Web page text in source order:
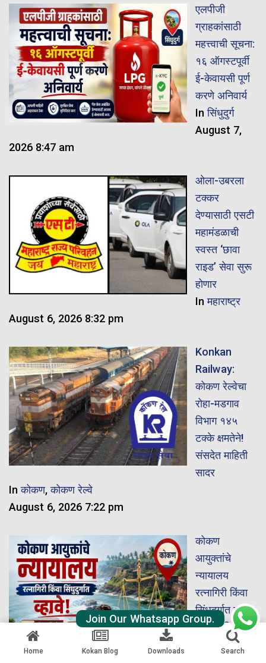
एलपीजी
ग्राहकांसाठी
महत्त्वाची सूचना:
१६ ऑगस्टपूर्वी
ई-केवायसी पूर्ण
करणे अनिवार्य
Inसिंधुदुर्ग
August 7,
2026 8:47 am
ओला-उबरला
टक्कर
देण्यासाठी एसटी
महामंडळाची
स्वस्त ‘छावा
राइड’ सेवा सुरू
होणार
Inमहाराष्ट्र
August 6, 2026 8:32 pm
Konkan
Railway:
कोकण रेल्वेचा
रोहा-मडगाव
विभाग १४५
टक्के क्षमतेने!
संसदेत माहिती
सादर
Inकोकण,कोकण रेल्वे
August 6, 2026 7:22 pm
कोकण
आयुक्तांचे
न्यायालय
रत्नागिरी किंवा
सिंधुदुर्गात व्हावे!
Inरत्नागिरी,
Home Kokan Blog Downloads Search
Join Our Whatsapp Group.